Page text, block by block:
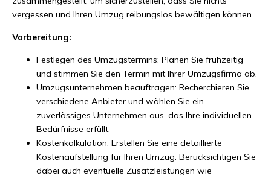
vergessen und Ihren Umzug reibungslos bewältigen können.
Vorbereitung:
Festlegen des Umzugstermins: Planen Sie frühzeitig
und stimmen Sie den Termin mit Ihrer Umzugsfirma ab.
Umzugsunternehmen beauftragen: Recherchieren Sie
verschiedene Anbieter und wählen Sie ein
zuverlässiges Unternehmen aus, das Ihre individuellen
Bedürfnisse erfüllt.
Kostenkalkulation: Erstellen Sie eine detaillierte
Kostenaufstellung für Ihren Umzug. Berücksichtigen Sie
dabei auch eventuelle Zusatzleistungen wie